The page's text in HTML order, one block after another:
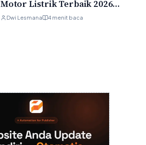
Motor Listrik Terbaik 2026
dengan Performa Tinggi dan
Dwi Lesmana 4 menit baca